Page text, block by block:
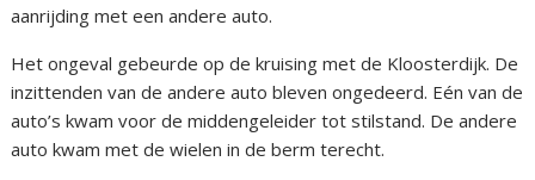
aanrijding met een andere auto.
Het ongeval gebeurde op de kruising met de Kloosterdijk. De
inzittenden van de andere auto bleven ongedeerd. Eén van de
auto’s kwam voor de middengeleider tot stilstand. De andere
auto kwam met de wielen in de berm terecht.